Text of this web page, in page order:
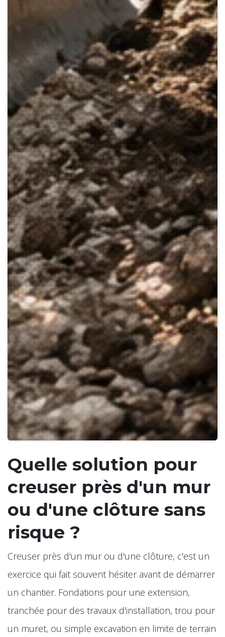
Quelle solution pour
creuser près d'un mur
ou d'une clôture sans
risque ?
Creuser près d'un mur ou d'une clôture, c'est un
exercice qui fait souvent hésiter avant de démarrer
un chantier. Fondations pour une extension,
tranchée pour des travaux d'installation, trou pour
un muret, ou simple excavation en limite de terrain